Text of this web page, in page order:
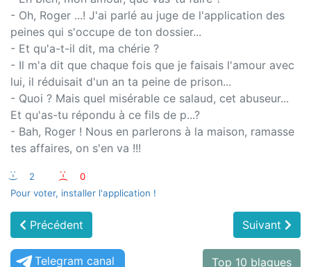
- Oh, Roger ...! J'ai parlé au juge de l'application des
peines qui s'occupe de ton dossier...
- Et qu'a-t-il dit, ma chérie ?
- Il m'a dit que chaque fois que je faisais l'amour avec
lui, il réduisait d'un an ta peine de prison...
- Quoi ? Mais quel misérable ce salaud, cet abuseur...
Et qu'as-tu répondu à ce fils de p...?
- Bah, Roger ! Nous en parlerons à la maison, ramasse
tes affaires, on s'en va !!!
:-) 2 :-(
0
Pour voter, installer l'application !
Précédent Suivant
Telegram canal Top 10 blagues